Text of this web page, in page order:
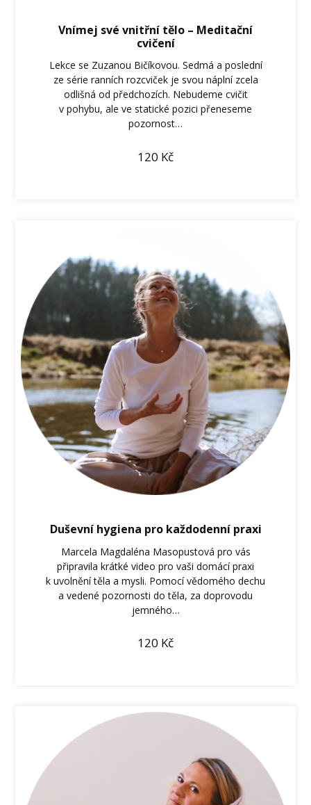
Vnímej své vnitřní tělo – Meditační
cvičení
Lekce se Zuzanou Bičíkovou. Sedmá a poslední
ze série ranních rozcviček je svou náplní zcela
odlišná od předchozích. Nebudeme cvičit
v pohybu, ale ve statické pozici přeneseme
pozornost…
120 Kč
Duševní hygiena pro každodenní praxi
Marcela Magdaléna Masopustová pro vás
připravila krátké video pro vaši domácí praxi
k uvolnění těla a mysli. Pomocí vědomého dechu
a vedené pozornosti do těla, za doprovodu
jemného…
120 Kč